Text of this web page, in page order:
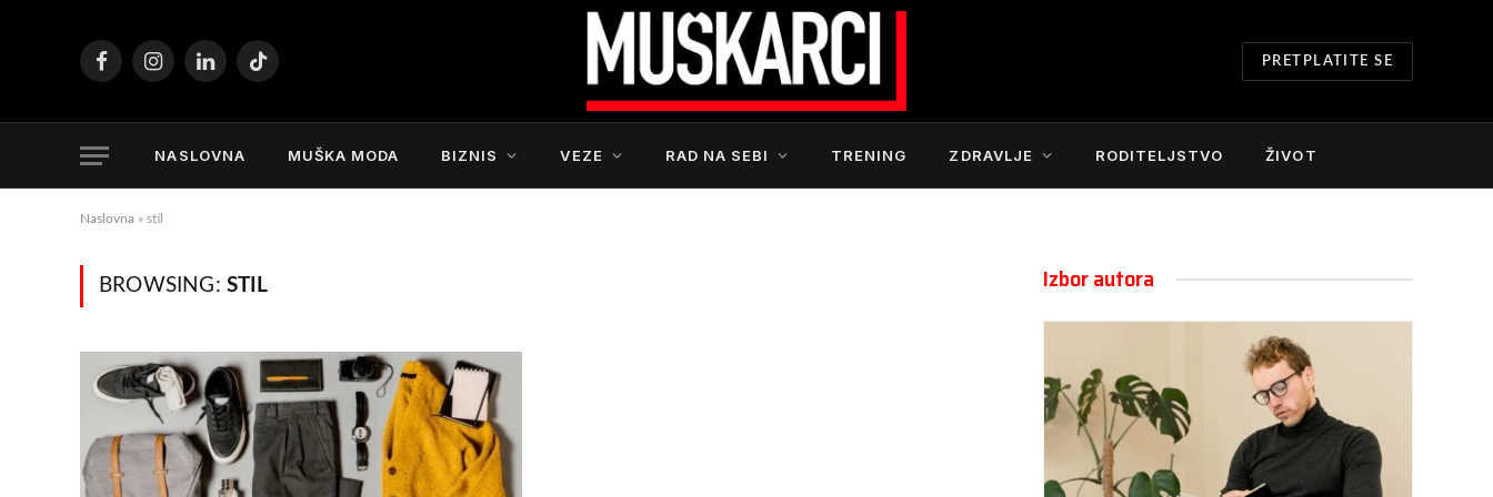
FacebookInstagramLinkedInTikTok
PRETPLATITE SE
NASLOVNA MUŠKA MODA BIZNIS VEZE RAD NA SEBI TRENING ZDRAVLJE RODITELJSTVO ŽIVOT
Naslovna » stil
BROWSING: STIL Izbor autora